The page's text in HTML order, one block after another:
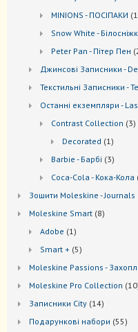
MINIONS - ПОСІПАКИ 1
Snow White -
Peter Pan - Пітер Пен
Джинсові Записники -
Текстильні Записники -
Останні екземпляри -
Contrast Collection 33
Decorated 1 1
Barbie - Барбі 33
Coca-Cola - Кока-Кола
Зошити Moleskine - Journals
Моleskine Smart 88
Adobe 1 1
Smart + 55
Moleskine Passions -
Мoleskine Pro Collection 10
Записники City 1414
Подарункові набори 5555